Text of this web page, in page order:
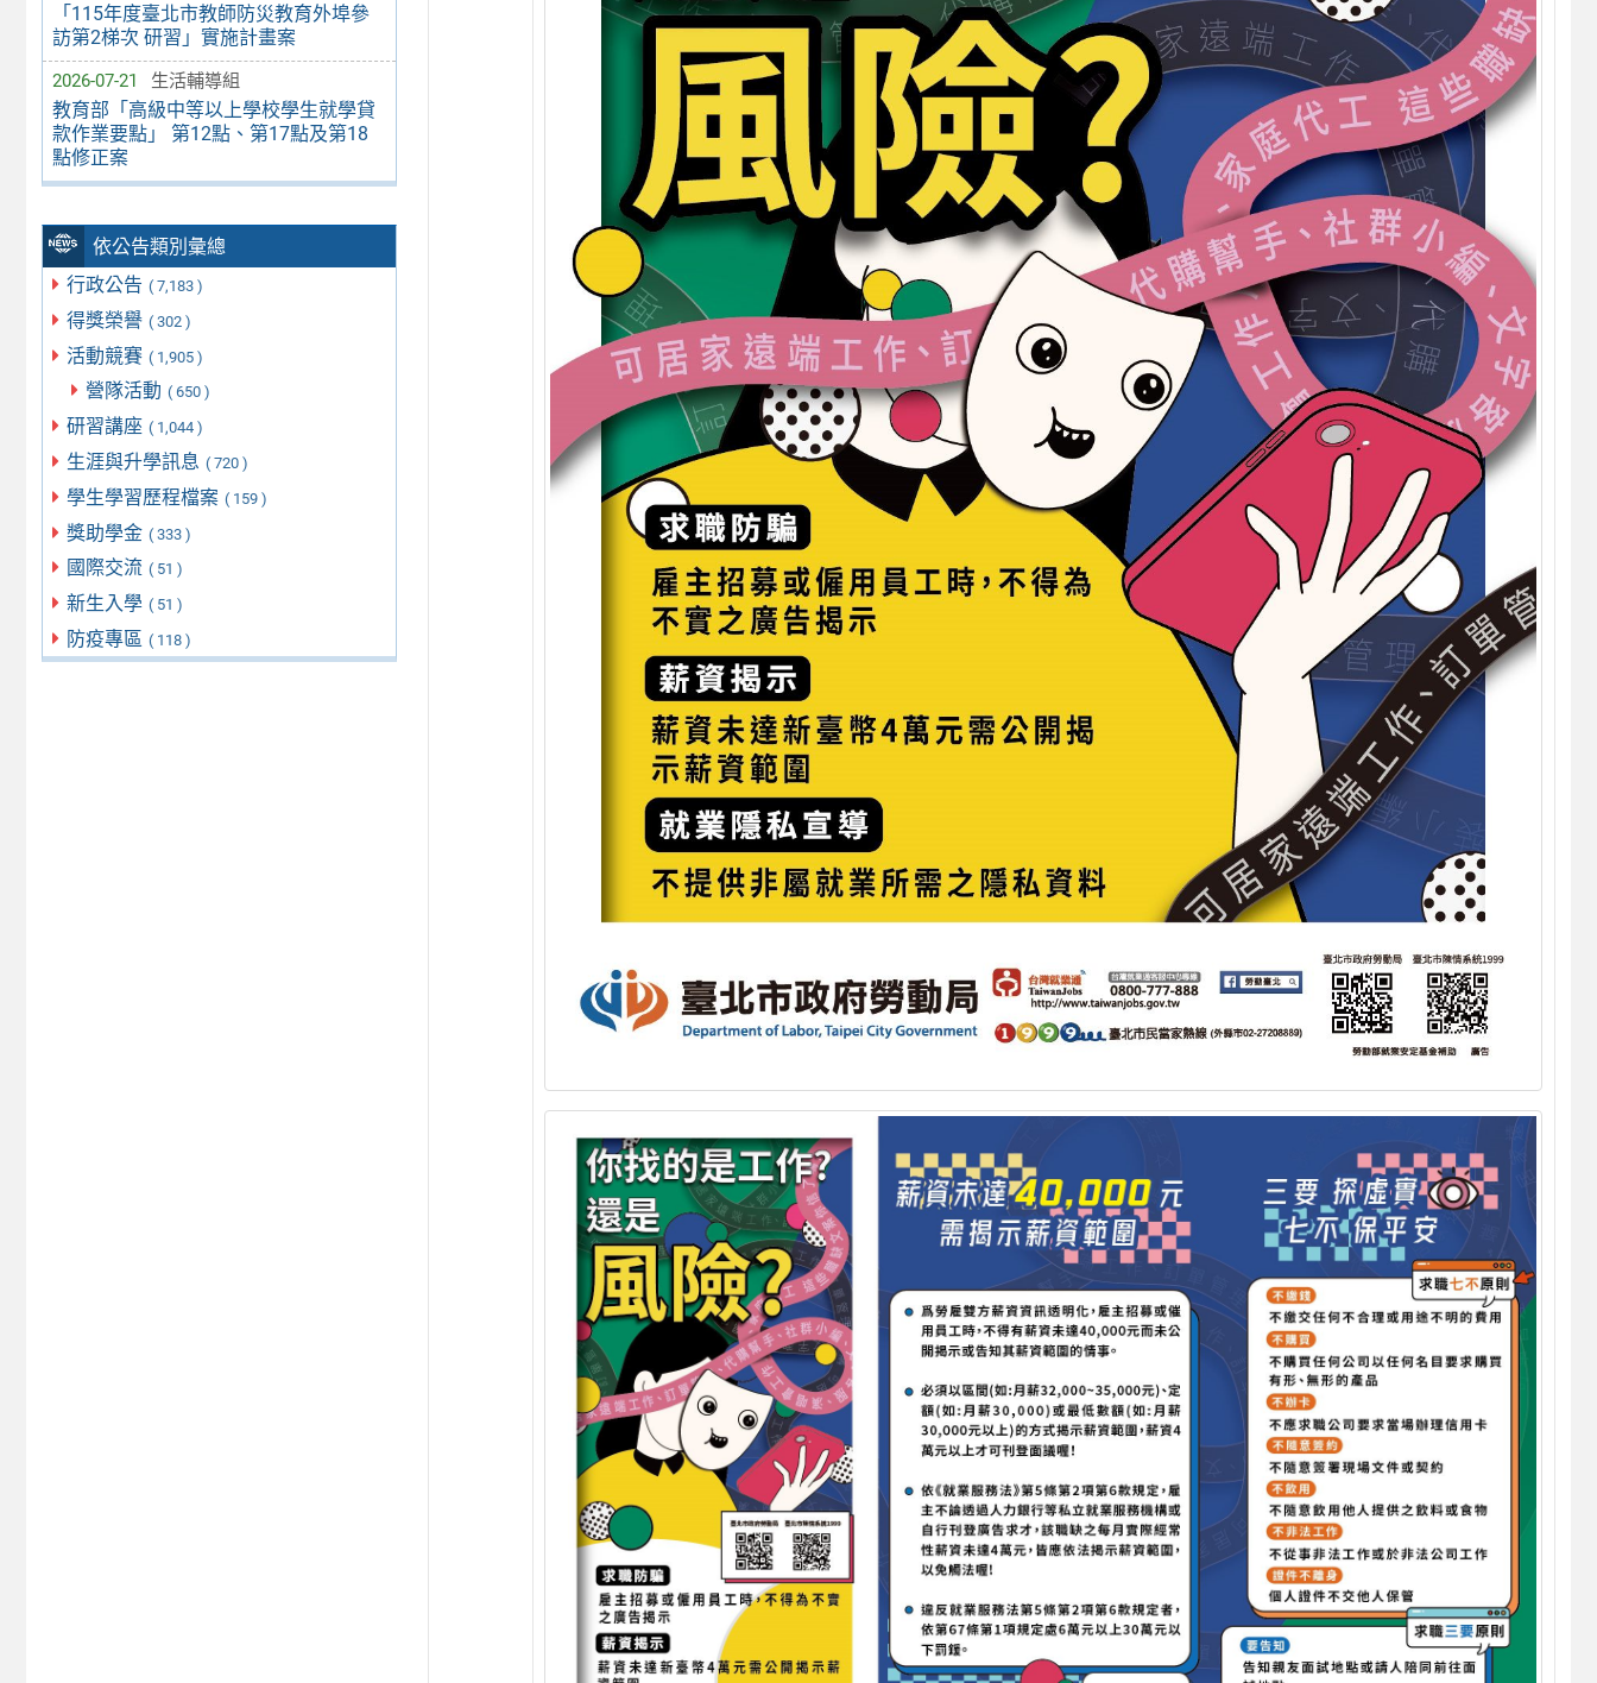
「115年度臺北市教師防災教育外埠參
訪第2梯次 研習」實施計畫案
2026-07-21 生活輔導組
教育部「高級中等以上學校學生就學貸
款作業要點」 第12點、第17點及第18
點修正案
依公告類別彙總
行政公告 ( 7,183 )
得獎榮譽 ( 302 )
活動競賽 ( 1,905 )
營隊活動 ( 650 )
研習講座 ( 1,044 )
生涯與升學訊息 ( 720 )
學生學習歷程檔案 ( 159 )
獎助學金 ( 333 )
國際交流 ( 51 )
新生入學 ( 51 )
防疫專區 ( 118 )